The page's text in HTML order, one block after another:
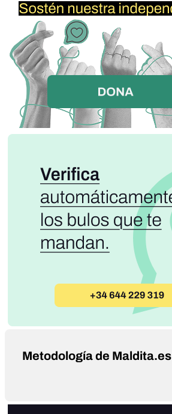
Metodología de Maldita.es